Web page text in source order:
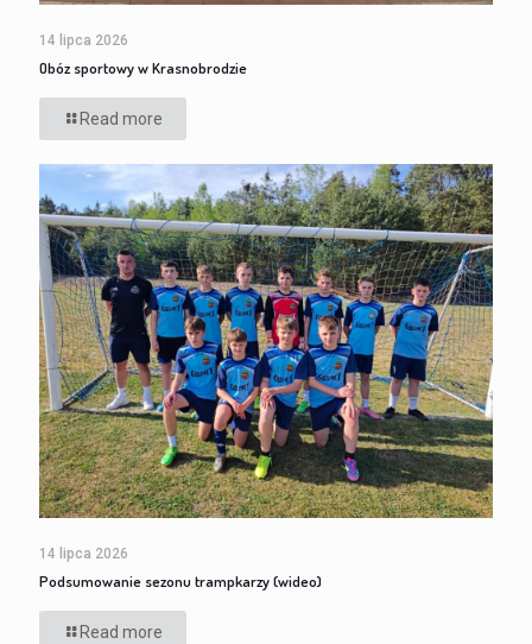
14 lipca 2026
Obóz sportowy w Krasnobrodzie
Read more
14 lipca 2026
Podsumowanie sezonu trampkarzy (wideo)
Read more